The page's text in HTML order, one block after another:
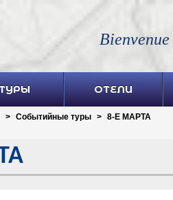
ОТЕЛИ
> Событийные туры > 8-Е МАРТА